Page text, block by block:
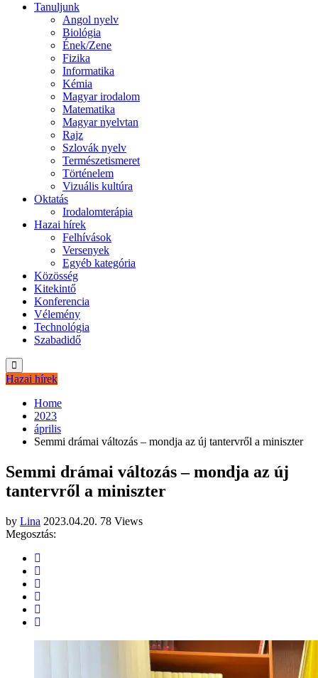
Tanuljunk
Angol nyelv
Biológia
Ének/Zene
Fizika
Informatika
Kémia
Magyar irodalom
Matematika
Magyar nyelvtan
Rajz
Szlovák nyelv
Természetismeret
Történelem
Vizuális kultúra
Oktatás
Irodalomterápia
Hazai hírek
Felhívások
Versenyek
Egyéb kategória
Közösség
Kitekintő
Konferencia
Vélemény
Technológia
Szabadidő
Hazai hírek
Home
2023
április
Semmi drámai változás – mondja az új tantervről a miniszter
Semmi drámai változás – mondja az új
tantervről a miniszter
by Lina 2023.04.20. 78 Views
Megosztás: